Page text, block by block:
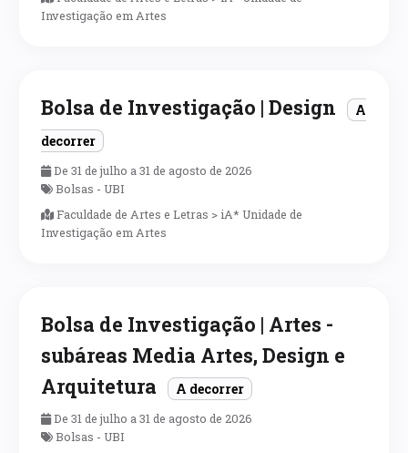
Investigação em Artes
Bolsa de Investigação | Design
A
decorrer
De 31 de julho a 31 de agosto de 2026
Bolsas - UBI
Faculdade de Artes e Letras > iA* Unidade de
Investigação em Artes
Bolsa de Investigação | Artes -
subáreas Media Artes, Design e
Arquitetura
A decorrer
De 31 de julho a 31 de agosto de 2026
Bolsas - UBI